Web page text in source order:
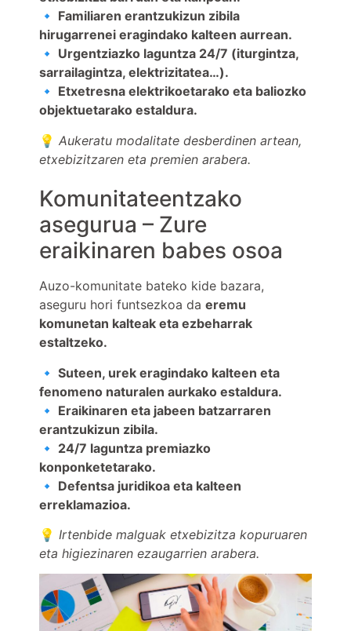
🔹 Familiaren erantzukizun zibila
hirugarrenei eragindako kalteen aurrean.
🔹 Urgentziazko laguntza 24/7 (iturgintza,
sarrailagintza, elektrizitatea…).
🔹 Etxetresna elektrikoetarako eta baliozko
objektuetarako estaldura.
💡 Aukeratu modalitate desberdinen artean,
etxebizitzaren eta premien arabera.
Komunitateentzako
asegurua – Zure
eraikinaren babes osoa
Auzo-komunitate bateko kide bazara,
aseguru hori funtsezkoa da eremu
komunetan kalteak eta ezbeharrak
estaltzeko.
🔹 Suteen, urek eragindako kalteen eta
fenomeno naturalen aurkako estaldura.
🔹 Eraikinaren eta jabeen batzarraren
erantzukizun zibila.
🔹 24/7 laguntza premiazko
konponketetarako.
🔹 Defentsa juridikoa eta kalteen
erreklamazioa.
💡 Irtenbide malguak etxebizitza kopuruaren
eta higiezinaren ezaugarrien arabera.